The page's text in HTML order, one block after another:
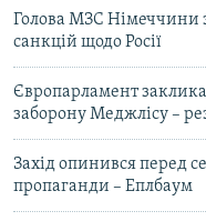
Голова МЗС Німеччини
санкцій щодо Росії
Європарламент
заборону Меджлісу –
Захід опинився перед
пропаганди – Еплбаум